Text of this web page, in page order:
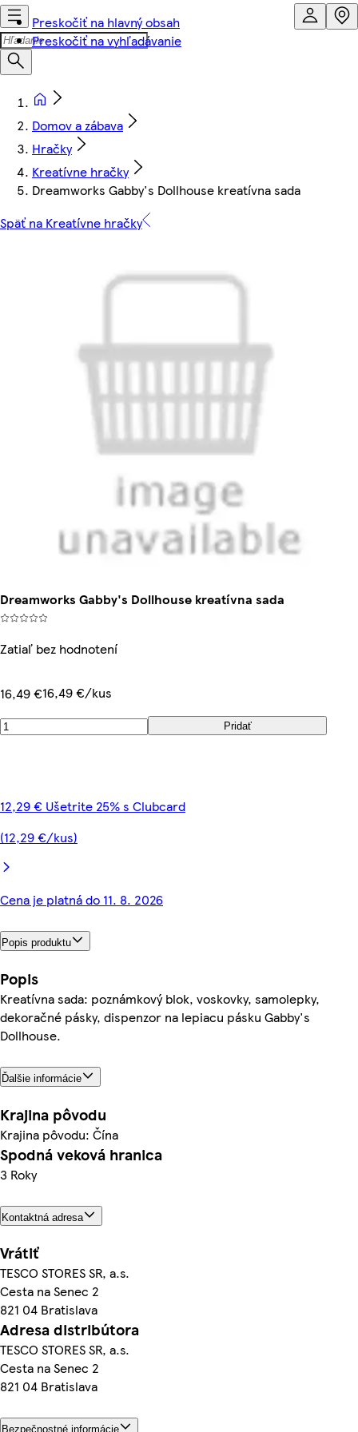
Preskočiť na hlavný obsah
Preskočiť na vyhľadávanie
Domov a zábava
Hračky
Kreatívne hračky
Dreamworks Gabby's Dollhouse kreatívna sada
Späť na Kreatívne hračky
Dreamworks Gabby's Dollhouse kreatívna sada
Zatiaľ bez hodnotení
16,49 €16,49 €/kus
Pridať
12,29 € Ušetrite 25% s Clubcard
(12,29 €/kus)
Cena je platná do 11. 8. 2026
Popis produktu
Popis
Kreatívna sada: poznámkový blok, voskovky, samolepky,
dekoračné pásky, dispenzor na lepiacu pásku Gabby's
Dollhouse.
Ďalšie informácie
Krajina pôvodu
Krajina pôvodu: Čína
Spodná veková hranica
3 Roky
Kontaktná adresa
Vrátiť
TESCO STORES SR, a.s.
Cesta na Senec 2
821 04 Bratislava
Adresa distribútora
TESCO STORES SR, a.s.
Cesta na Senec 2
821 04 Bratislava
Bezpečnostné informácie